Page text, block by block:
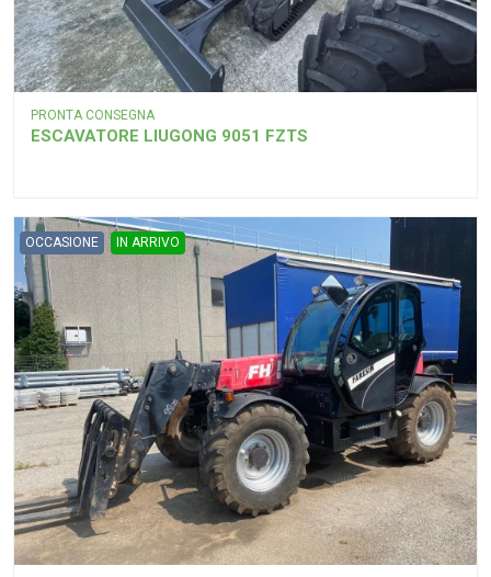
PRONTA CONSEGNA
ESCAVATORE LIUGONG 9051 FZTS
OCCASIONE IN ARRIVO